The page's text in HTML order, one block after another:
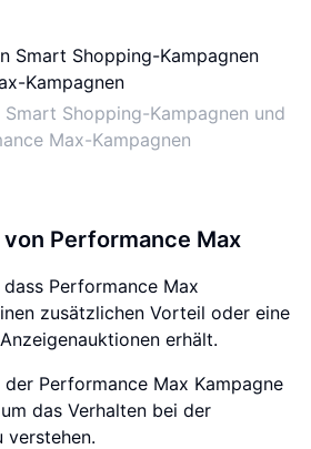
Shopping-Kampagnen und
Max-Kampagnen
Performance Max
Performance Max
zusätzlichen Vorteil oder eine
erhält.
Performance Max Kampagne
das Verhalten bei der
verstehen.